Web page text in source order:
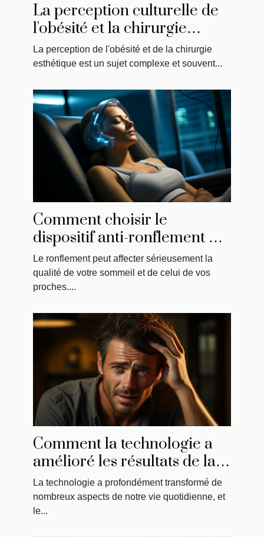
La perception culturelle de
l'obésité et la chirurgie
esthétique en Tunisie
La perception de l'obésité et de la chirurgie
esthétique est un sujet complexe et souvent...
Comment choisir le
dispositif anti-ronflement qui
vous convient le mieux
Le ronflement peut affecter sérieusement la
qualité de votre sommeil et de celui de vos
proches....
Comment la technologie a
amélioré les résultats de la
greffe de cheveux
La technologie a profondément transformé de
nombreux aspects de notre vie quotidienne, et
le...